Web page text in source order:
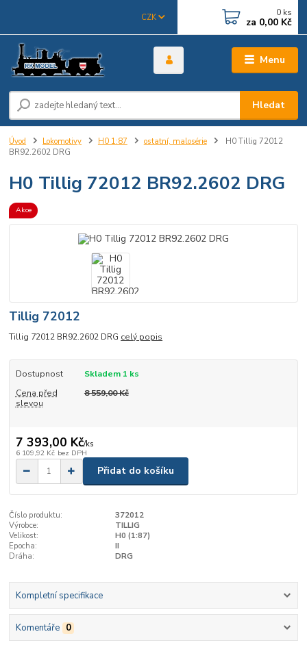
Menu
CZK
Hledat
0 ks
za 0,00 Kč
Úvod Lokomotivy H0 1:87 ostatní, malosérie
H0 Tillig 72012
BR92.2602 DRG
H0 Tillig 72012 BR92.2602 DRG
Akce
Tillig 72012
Tillig 72012 BR92.2602 DRG celý popis
Dostupnost
Skladem 1 ks
Cena před
slevou
8 559,00 Kč
7 393,00 Kč/ks
6 109,92 Kč bez DPH
Přidat do košíku
Číslo produktu:
372012
Výrobce:
TILLIG
Velikost:
H0 (1:87)
Epocha:
II
Dráha:
DRG
Kompletní specifikace
Komentáře 0